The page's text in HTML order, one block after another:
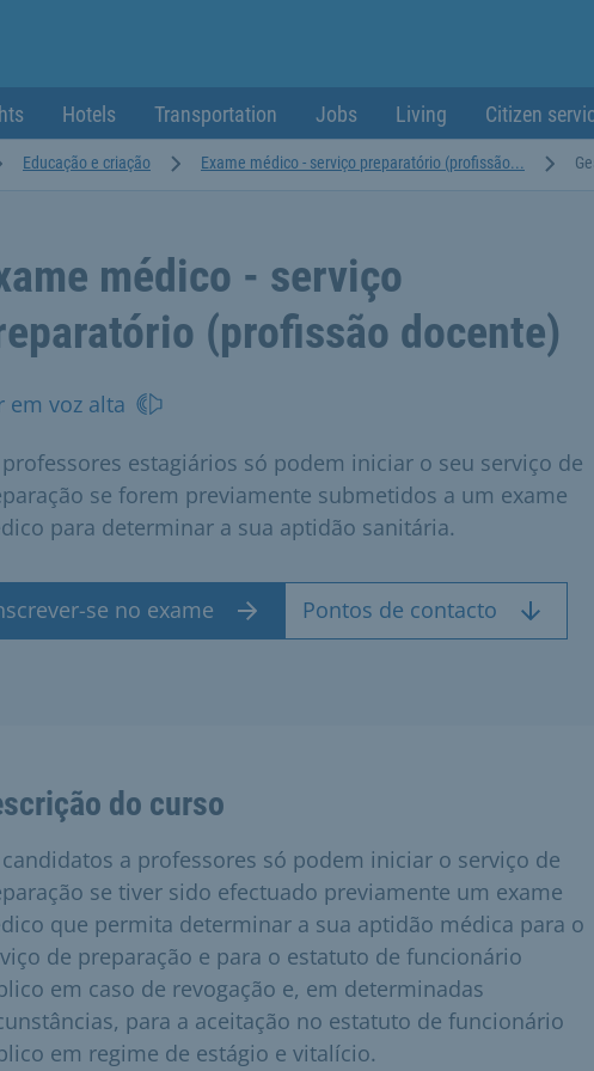
Hotels Transportation Jobs Living Citizen
Educação e criação Exame médico - serviço preparatório (profissão...
médico - serviço
(profissão docente)
em voz alta
estagiários só podem iniciar o seu serviço de
se forem previamente submetidos a um exame
para determinar a sua aptidão sanitária.
se no exame Pontos de contacto
do curso
candidatos a professores só podem iniciar o serviço de
se tiver sido efectuado previamente um exame
que permita determinar a sua aptidão médica para o
de preparação e para o estatuto de funcionário
em caso de revogação e, em determinadas
para a aceitação no estatuto de funcionário
em regime de estágio e vitalício.